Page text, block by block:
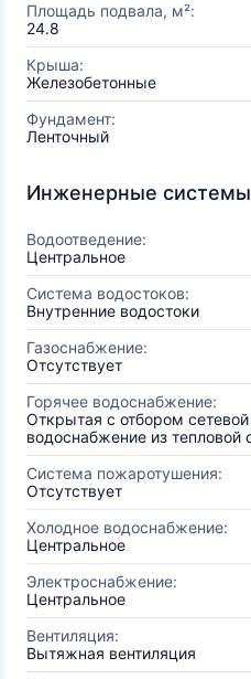
Площадь подвала, м²:
24.8
Крыша:
Железобетонные
Фундамент:
Ленточный
Инженерные системы
Водоотведение:
Центральное
Система водостоков:
Внутренние водостоки
Газоснабжение:
Отсутствует
Горячее водоснабжение:
Открытая с отбором
водоснабжение из тепловой
Система пожаротушения:
Отсутствует
Холодное водоснабжение:
Центральное
Электроснабжение:
Центральное
Вентиляция:
Вытяжная вентиляция